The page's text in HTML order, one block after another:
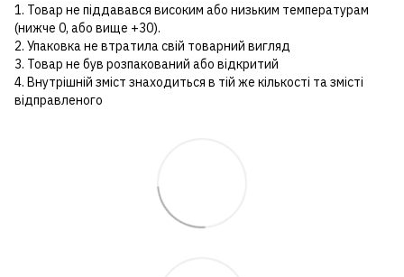
1. Товар не піддавався високим або низьким температурам
(нижче 0, або вище +30).
2. Упаковка не втратила свій товарний вигляд
3. Товар не був розпакований або відкритий
4. Внутрішній зміст знаходиться в тій же кількості та змісті
відправленого